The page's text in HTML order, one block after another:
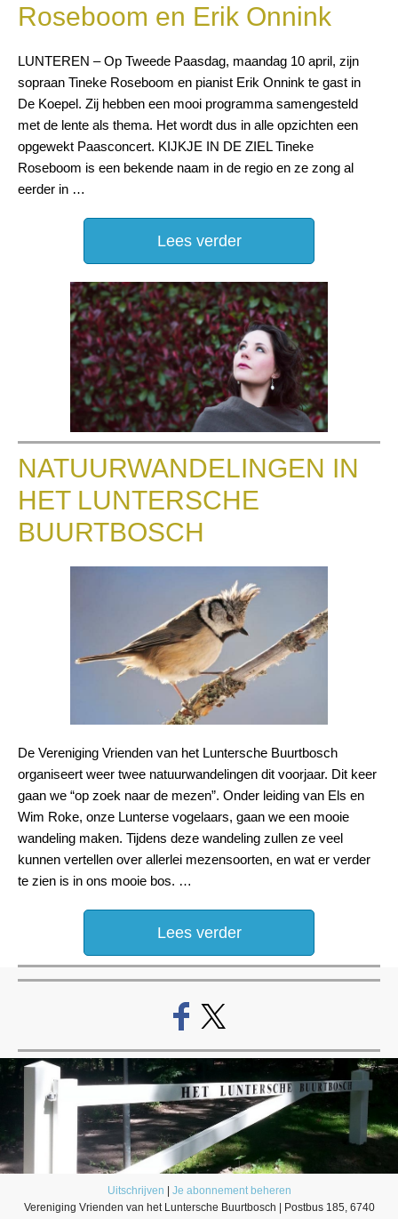
Roseboom en Erik Onnink
LUNTEREN – Op Tweede Paasdag, maandag 10 april, zijn
sopraan Tineke Roseboom en pianist Erik Onnink te gast in
De Koepel. Zij hebben een mooi programma samengesteld
met de lente als thema. Het wordt dus in alle opzichten een
opgewekt Paasconcert. KIJKJE IN DE ZIEL Tineke
Roseboom is een bekende naam in de regio en ze zong al
eerder in …
Lees verder
NATUURWANDELINGEN IN
HET LUNTERSCHE
BUURTBOSCH
De Vereniging Vrienden van het Luntersche Buurtbosch
organiseert weer twee natuurwandelingen dit voorjaar. Dit keer
gaan we “op zoek naar de mezen”. Onder leiding van Els en
Wim Roke, onze Lunterse vogelaars, gaan we een mooie
wandeling maken. Tijdens deze wandeling zullen ze veel
kunnen vertellen over allerlei mezensoorten, en wat er verder
te zien is in ons mooie bos. …
Lees verder
Uitschrijven
Je abonnement beheren
Vereniging Vrienden van het Luntersche Buurtbosch | Postbus 185, 6740